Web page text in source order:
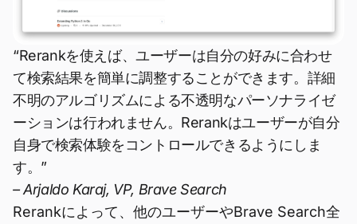
“Rerankを使えば、ユーザーは自分の好みに合わせ
て検索結果を簡単に調整することができます。詳細
不明のアルゴリズムによる不透明なパーソナライゼ
ーションは行われません。Rerankはユーザーが自分
自身で検索体験をコントロールできるようにしま
す。”
– Arjaldo Karaj, VP, Brave Search
Rerankによって、他のユーザーやBrave Search全